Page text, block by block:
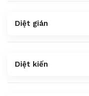
Diệt gián
Diệt kiến